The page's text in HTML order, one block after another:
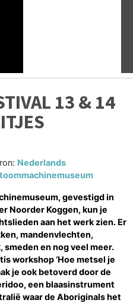
13 & 14
Nederlands
gevestigd in
Noorder Koggen, kun je
aan het werk zien. Er
mandenvlechten,
en nog veel meer.
workshop ‘Hoe metsel je
je ook betoverd door de
een blaasinstrument
waar de Aboriginals het